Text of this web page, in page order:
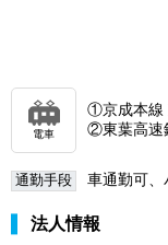
電車
①京成本線
②東葉高速
通勤手段 車通勤可、
法人情報